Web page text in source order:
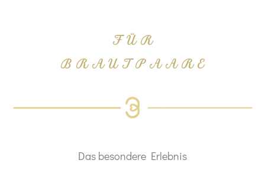
F Ü R
B R A U T P A A R E
Das besondere Erlebnis